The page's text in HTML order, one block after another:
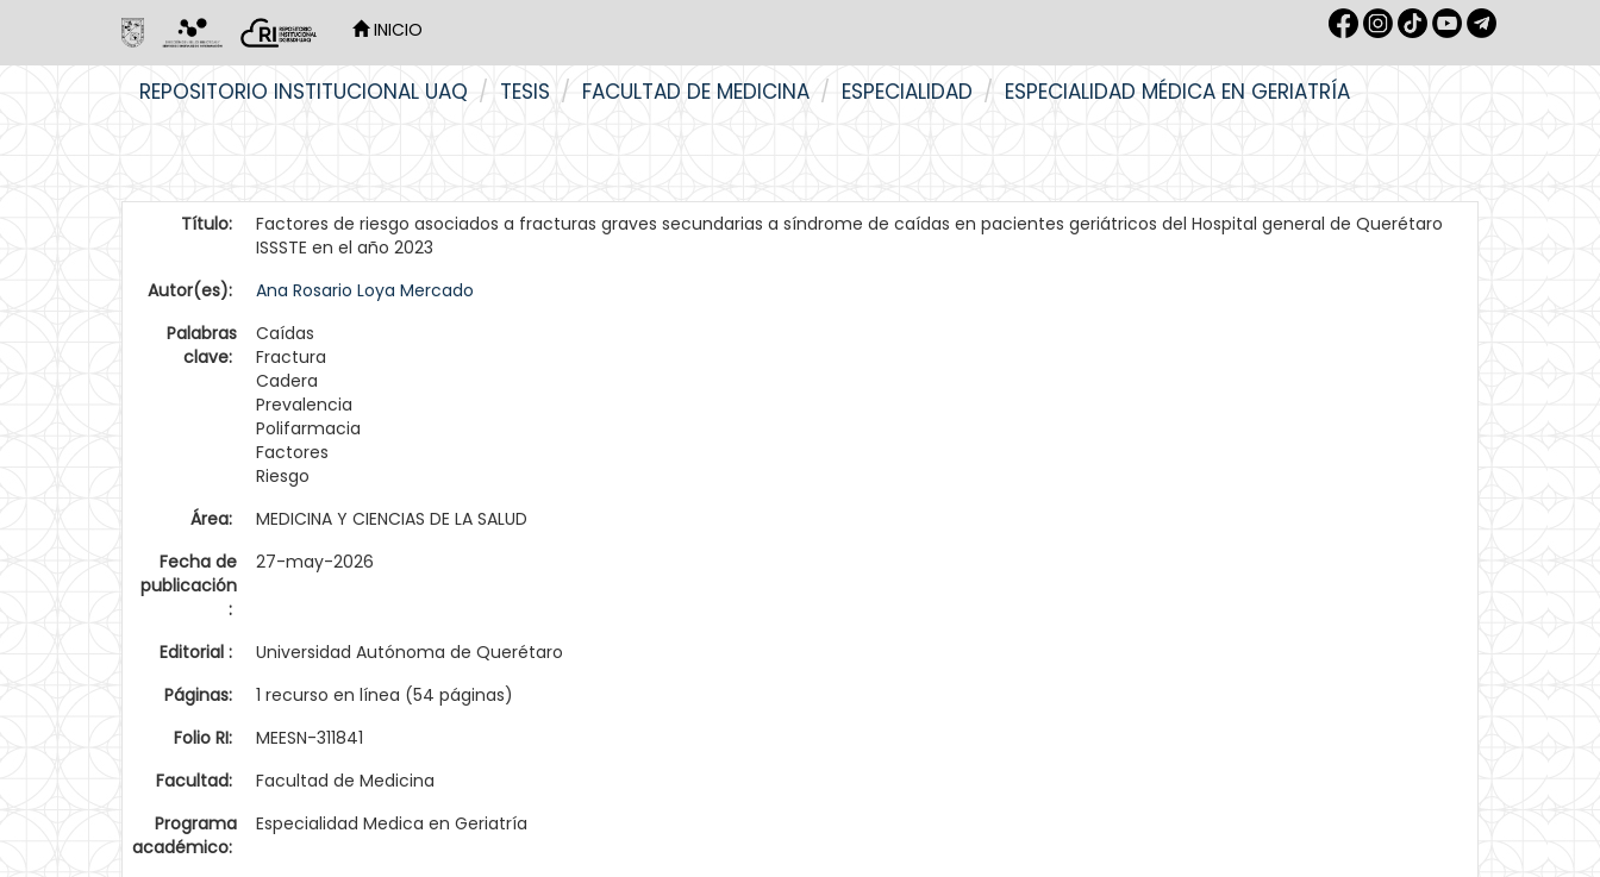
INICIO
REPOSITORIO INSTITUCIONAL UAQ TESIS FACULTAD DE MEDICINA ESPECIALIDAD ESPECIALIDAD MÉDICA EN GERIATRÍA
Título:
Factores de riesgo asociados a fracturas graves secundarias a síndrome de caídas en pacientes geriátricos del Hospital general de Querétaro
ISSSTE en el año 2023
Autor(es):
Ana Rosario Loya Mercado
Palabras
clave:
Caídas
Fractura
Cadera
Prevalencia
Polifarmacia
Factores
Riesgo
Área:
MEDICINA Y CIENCIAS DE LA SALUD
Fecha de
publicación
:
27-may-2026
Editorial :
Universidad Autónoma de Querétaro
Páginas:
1 recurso en línea (54 páginas)
Folio RI:
MEESN-311841
Facultad:
Facultad de Medicina
Programa
académico:
Especialidad Medica en Geriatría